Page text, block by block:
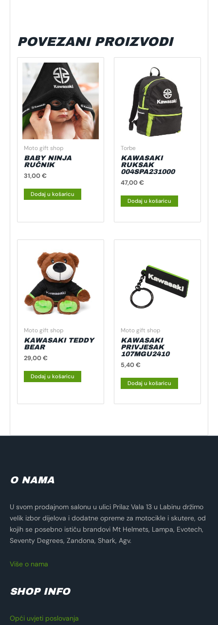
POVEZANI PROIZVODI
Moto gift shop
BABY NINJA
RUČNIK
31,00€
Dodaj u košaricu
Torbe
KAWASAKI
RUKSAK
004SPA231000
47,00€
Dodaj u košaricu
Moto gift shop
KAWASAKI TEDDY
BEAR
29,00€
Dodaj u košaricu
Moto gift shop
KAWASAKI
PRIVJESAK
107MGU2410
5,40€
Dodaj u košaricu
O NAMA
U svom prodajnom salonu u ulici Prilaz Vala 13 u Labinu držimo
velik izbor dijelova i dodatne opreme za motocikle i skutere, od
kojih se posebno ističu brandovi Mt Helmets, Lampa, Evotech,
Seventy Degrees, Zandona, Shark, Agv.
Više o nama
SHOP INFO
Opći uvjeti poslovanja